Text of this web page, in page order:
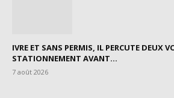
IVRE ET SANS PERMIS, IL PERCUTE DEUX
STATIONNEMENT AVANT...
7 août 2026